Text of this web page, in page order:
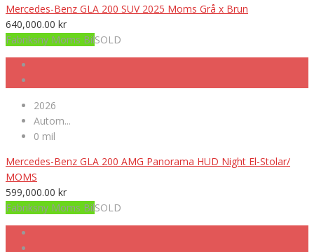
Mercedes-Benz GLA 200 SUV 2025 Moms Grå x Brun
640,000.00 kr
Fabriksny Moms BilSOLD
2026
Autom...
0 mil
Mercedes-Benz GLA 200 AMG Panorama HUD Night El-Stolar/
MOMS
599,000.00 kr
Fabriksny Moms BilSOLD